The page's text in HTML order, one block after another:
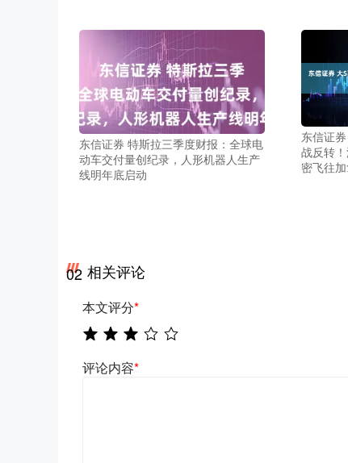
东信证券 特斯拉三季度财报：全球电
动车交付量创纪录，人形机器人生产
线明年底启动
东信证
战反转
密飞往
02 相关评论
本文评分*
评论内容*